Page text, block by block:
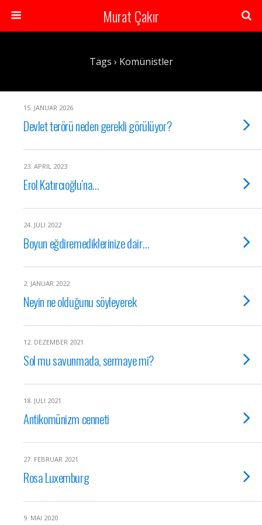
Murat Çakır
Tags › Komünistler
15. JANUAR 2026
Devlet terörü neden gerekli görülüyor?
23. APRIL 2023
Erol Katırcıoğlu’na…
24. JULI 2022
Boyun eğdiremediklerinize dair…
2. JANUAR 2022
Neyin ne olduğunu söyleyerek
12. DEZEMBER 2021
Sol mu savunmada, sermaye mi?
18. JULI 2021
Antikomünizm cenneti
27. FEBRUAR 2021
Rosa Luxemburg
9. MAI 2020